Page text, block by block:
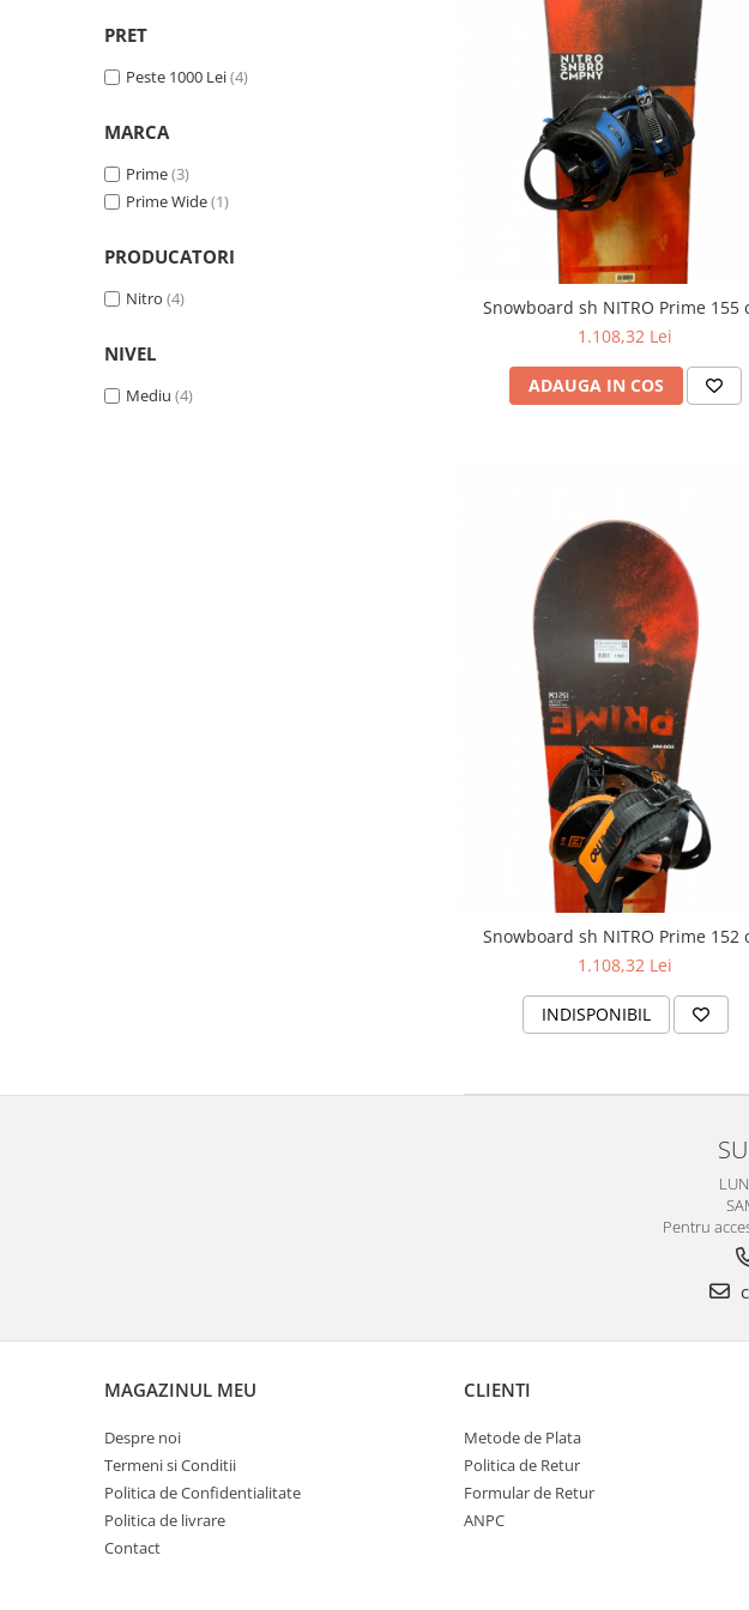
Bețe sh adulți
Bețe sh copii
Bețe noi copii
Bețe noi modele feminine
PRET
Peste 1000 Lei(4)
MARCA
Prime(3)
Prime Wide(1)
PRODUCATORI
Nitro (4)
NIVEL
Mediu (4)
Snowboard sh NITRO Prime 155
1.108,32 Lei
ADAUGA IN COS
Snowboard sh NITRO Prime 152
1.108,32 Lei
INDISPONIBIL
Pentru
MAGAZINUL MEU
Despre noi
Termeni si Conditii
Politica de Confidentialitate
Politica de livrare
Contact
CLIENTI
Metode de Plata
Politica de Retur
Formular de Retur
ANPC